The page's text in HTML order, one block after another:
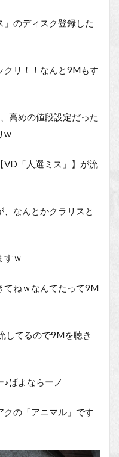
のディスク登録した
クリ！！なんと9Mもす
高めの値段設定だった
w
VD「人選ミス」】が流
なんとかクラリスと
すｗ
てねｗなんてたって9M
してるので9Mを聴き
♪ばよならーノ
クの「アニマル」です